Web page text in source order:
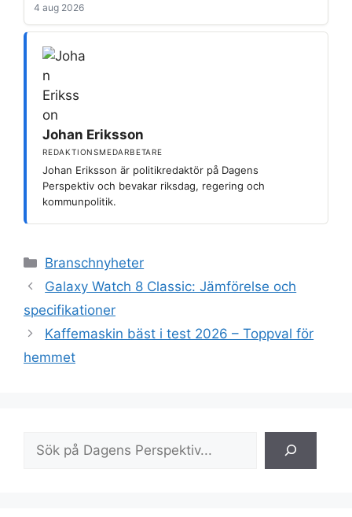
4 aug 2026
Johan Eriksson
REDAKTIONSMEDARBETARE
Johan Eriksson är politikredaktör på Dagens
Perspektiv och bevakar riksdag, regering och
kommunpolitik.
Kategorier
Branschnyheter
Galaxy Watch 8 Classic: Jämförelse och
specifikationer
Kaffemaskin bäst i test 2026 – Toppval för
hemmet